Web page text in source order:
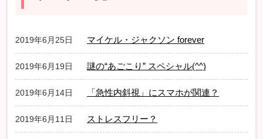
2019年6月25日 マイケル・ジャクソン forever
2019年6月19日 謎の“あごこり” スペシャル(^^)
2019年6月14日 「急性内斜視」にスマホが関連？
2019年6月11日 ストレスフリー？